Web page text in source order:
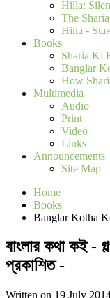
Hilla:
The
Hilla -
Books
Sharia Ki
Banglar
How
Multimedia
Audio
Print
Video
Links
Announcements
Site Map
Home
Books
Banglar Kotha
বাংলার কথা কই -
প্রকাশিত -
Written on 19 July